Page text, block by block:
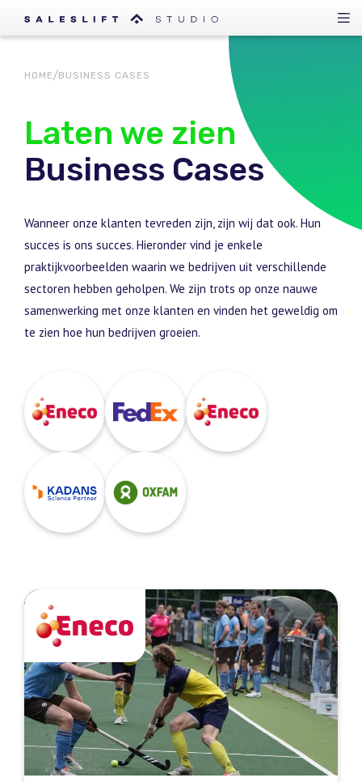
HOME BUSINESS CASES
Laten we zien
Business Cases
Wanneer onze klanten tevreden zijn, zijn wij dat ook. Hun
succes is ons succes. Hieronder vind je enkele
praktijkvoorbeelden waarin we bedrijven uit verschillende
sectoren hebben geholpen. We zijn trots op onze nauwe
samenwerking met onze klanten en vinden het geweldig om
te zien hoe hun bedrijven groeien.